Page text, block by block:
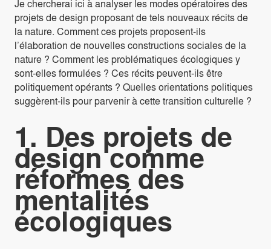
Je chercherai ici à analyser les modes opératoires des
projets de design proposant de tels nouveaux récits de
la nature. Comment ces projets proposent-ils
l’élaboration de nouvelles constructions sociales de la
nature ? Comment les problématiques écologiques y
sont-elles formulées ? Ces récits peuvent-ils être
politiquement opérants ? Quelles orientations politiques
suggèrent-ils pour parvenir à cette transition culturelle ?
1. Des projets de
design comme
réformes des
mentalités
écologiques